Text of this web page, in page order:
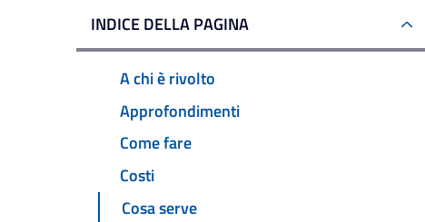
INDICE DELLA PAGINA
A chi è rivolto
Approfondimenti
Come fare
Costi
Cosa serve